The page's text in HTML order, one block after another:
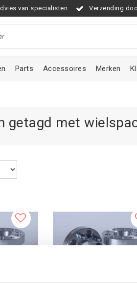
van specialisten Verzending
Parts Accessoires Merken
getagd met